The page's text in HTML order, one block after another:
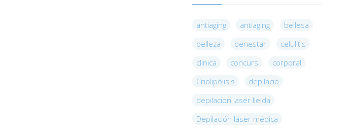
antiaging antiaging
bellesa
belleza
benestar
celulitis
clinica
concurs
corporal
Criolipólisis
depilacio
depilacion laser lleida
Depilación láser médica